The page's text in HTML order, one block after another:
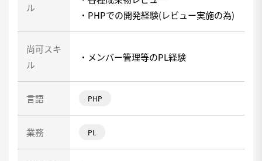
ル
・PHPでの開発経験(レビュー実施の為)
尚可スキ
ル
・メンバー管理等のPL経験
言語 PHP
業務 PL